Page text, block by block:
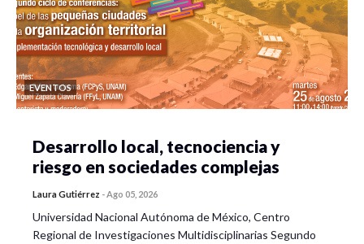
EVENTOS
Desarrollo local, tecnociencia y
riesgo en sociedades complejas
Laura Gutiérrez - Ago 05, 2026
Universidad Nacional Autónoma de México, Centro
Regional de Investigaciones Multidisciplinarias Segundo